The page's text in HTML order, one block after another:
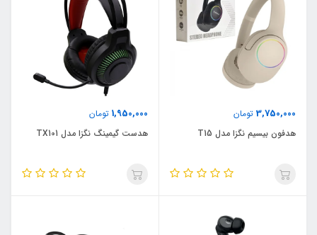
3,750,000 تومان
هدفون بیسیم نگزا مدل T15
1,950,000 تومان
هدست گیمینگ نگزا مدل TX101